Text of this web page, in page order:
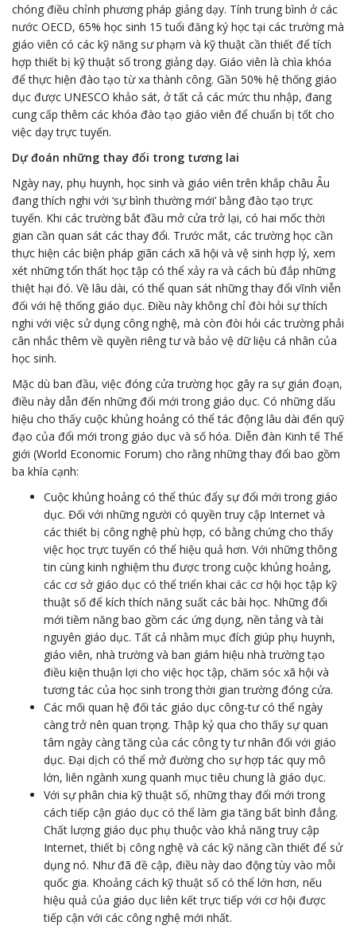
chóng điều chỉnh phương pháp giảng dạy. Tính trung bình ở các
nước OECD, 65% học sinh 15 tuổi đăng ký học tại các trường mà
giáo viên có các kỹ năng sư phạm và kỹ thuật cần thiết để tích
hợp thiết bị kỹ thuật số trong giảng dạy. Giáo viên là chìa khóa
để thực hiện đào tạo từ xa thành công. Gần 50% hệ thống giáo
dục được UNESCO khảo sát, ở tất cả các mức thu nhập, đang
cung cấp thêm các khóa đào tạo giáo viên để chuẩn bị tốt cho
việc dạy trực tuyến.
Dự đoán những thay đổi trong tương lai
Ngày nay, phụ huynh, học sinh và giáo viên trên khắp châu Âu
đang thích nghi với ‘sự bình thường mới’ bằng đào tạo trực
tuyến. Khi các trường bắt đầu mở cửa trở lại, có hai mốc thời
gian cần quan sát các thay đổi. Trước mắt, các trường học cần
thực hiện các biện pháp giãn cách xã hội và vệ sinh hợp lý, xem
xét những tổn thất học tập có thể xảy ra và cách bù đắp những
thiệt hại đó. Về lâu dài, có thể quan sát những thay đổi vĩnh viễn
đối với hệ thống giáo dục. Điều này không chỉ đòi hỏi sự thích
nghi với việc sử dụng công nghệ, mà còn đòi hỏi các trường phải
cân nhắc thêm về quyền riêng tư và bảo vệ dữ liệu cá nhân của
học sinh.
Mặc dù ban đầu, việc đóng cửa trường học gây ra sự gián đoạn,
điều này dẫn đến những đổi mới trong giáo dục. Có những dấu
hiệu cho thấy cuộc khủng hoảng có thể tác động lâu dài đến quỹ
đạo của đổi mới trong giáo dục và số hóa. Diễn đàn Kinh tế Thế
giới (World Economic Forum) cho rằng những thay đổi bao gồm
ba khía cạnh:
Cuộc khủng hoảng có thể thúc đẩy sự đổi mới trong giáo
dục. Đối với những người có quyền truy cập Internet và
các thiết bị công nghệ phù hợp, có bằng chứng cho thấy
việc học trực tuyến có thể hiệu quả hơn. Với những thông
tin cùng kinh nghiệm thu được trong cuộc khủng hoảng,
các cơ sở giáo dục có thể triển khai các cơ hội học tập kỹ
thuật số để kích thích năng suất các bài học. Những đổi
mới tiềm năng bao gồm các ứng dụng, nền tảng và tài
nguyên giáo dục. Tất cả nhằm mục đích giúp phụ huynh,
giáo viên, nhà trường và ban giám hiệu nhà trường tạo
điều kiện thuận lợi cho việc học tập, chăm sóc xã hội và
tương tác của học sinh trong thời gian trường đóng cửa.
Các mối quan hệ đối tác giáo dục công-tư có thể ngày
càng trở nên quan trọng. Thập kỷ qua cho thấy sự quan
tâm ngày càng tăng của các công ty tư nhân đối với giáo
dục. Đại dịch có thể mở đường cho sự hợp tác quy mô
lớn, liên ngành xung quanh mục tiêu chung là giáo dục.
Với sự phân chia kỹ thuật số, những thay đổi mới trong
cách tiếp cận giáo dục có thể làm gia tăng bất bình đẳng.
Chất lượng giáo dục phụ thuộc vào khả năng truy cập
Internet, thiết bị công nghệ và các kỹ năng cần thiết để sử
dụng nó. Như đã đề cập, điều này dao động tùy vào mỗi
quốc gia. Khoảng cách kỹ thuật số có thể lớn hơn, nếu
hiệu quả của giáo dục liên kết trực tiếp với cơ hội được
tiếp cận với các công nghệ mới nhất.